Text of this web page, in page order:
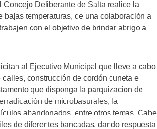
Concejo Deliberante de Salta realice la
bajas temperaturas, de una colaboración a
con el objetivo de brindar abrigo a
al Ejecutivo Municipal que lleve a cabo
construcción de cordón cuneta e
que disponga la parquización de
de microbasurales, la
abandonados, entre otros temas. Cabe
de diferentes bancadas, dando respuesta